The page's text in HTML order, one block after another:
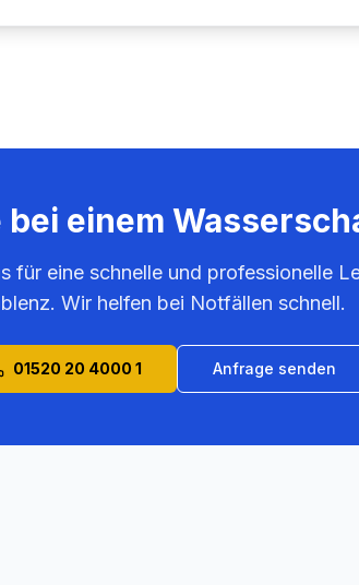
einem
für eine schnelle und professionelle
. Wir helfen bei Notfällen schnell.
01520 20 4000 1 Anfrage senden